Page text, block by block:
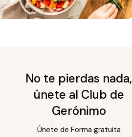
No te pierdas nada,
únete al Club de
Gerónimo
Únete de Forma gratuita